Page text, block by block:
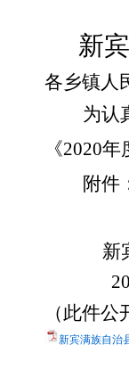
新
各乡镇人
为认
《2020年
附件
新
2020
（此件公
新宾满族自治